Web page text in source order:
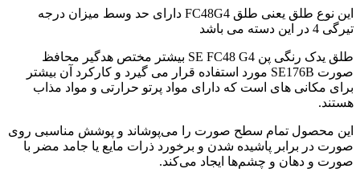
این نوع طلق یعنی طلق FC48G4 دارای حد وسط میزان درجه
تیرگی 4 در این دسته می باشد
طلق یدک رنگی پن SE FC48 G4 بیشتر مختص هدگیر محافظ
صورت SE176B مورد استفاده قرار می گیرد و کارکرد آن بیشتر
برای مکانی های است که دارای مواد پرتو حرارتی و مواد مذاب
هستند.
این محصول تمام سطح صورت را می‌پوشاند و پوشش مناسبی روی
صورت در برابر پاشیده شدن و برخورد ذرات مایع یا جامد مضر با
صورت و دهان و چشم‌ها ایجاد می‌کند.